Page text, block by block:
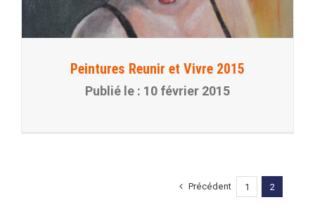
Peintures Reunir et Vivre 2015
10 février 2015
Précédent 1 2